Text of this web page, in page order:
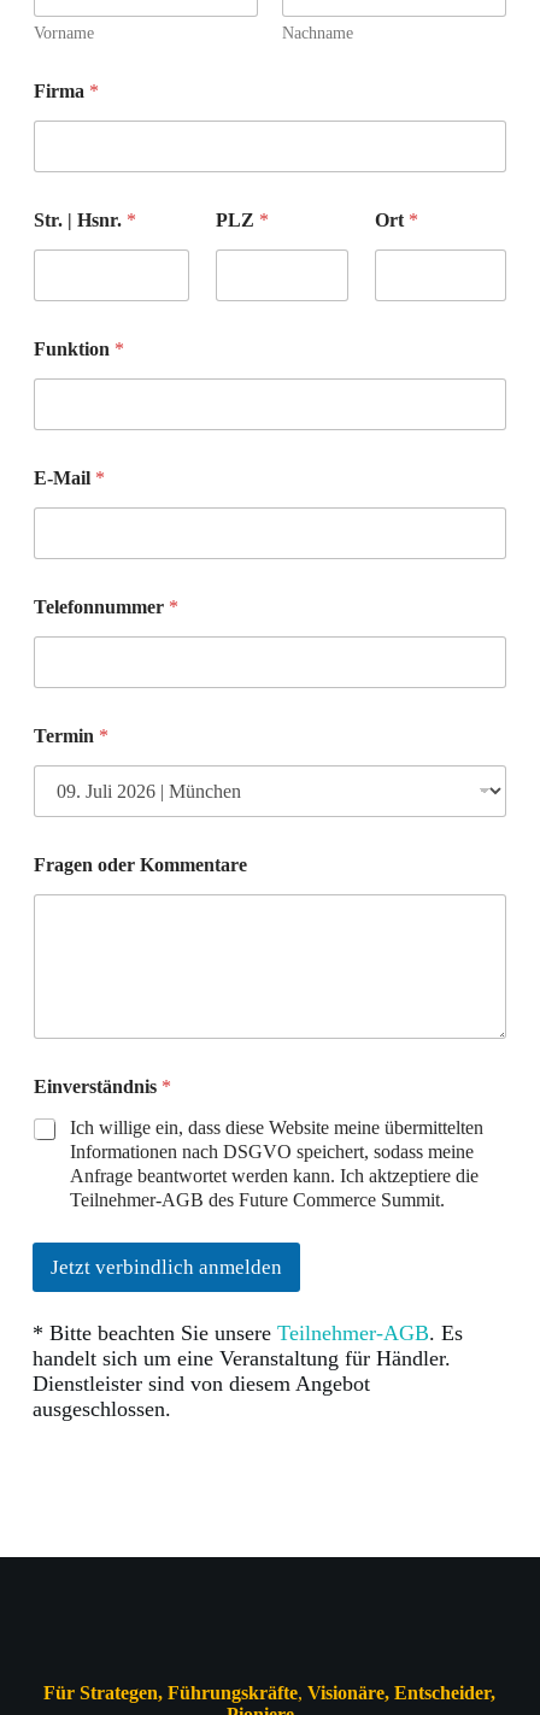
Vorname Nachname
Firma *
Str. | Hsnr. * PLZ * Ort *
Funktion *
E-Mail *
Telefonnummer *
Termin *
Fragen oder Kommentare
Einverständnis *
Ich willige ein, dass diese Website meine übermittelten
Informationen nach DSGVO speichert, sodass meine
Anfrage beantwortet werden kann. Ich aktzeptiere die
Teilnehmer-AGB des Future Commerce Summit.
Jetzt verbindlich anmelden
* Bitte beachten Sie unsere Teilnehmer-AGB. Es
handelt sich um eine Veranstaltung für Händler.
Dienstleister sind von diesem Angebot
ausgeschlossen.
Für Strategen, Führungskräfte,Visionäre, Entscheider,